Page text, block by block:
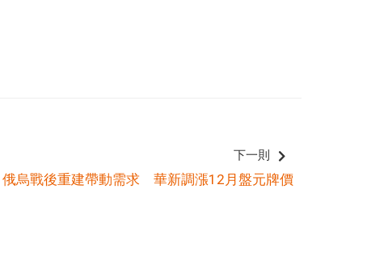
下一則
俄烏戰後重建帶動需求 華新調漲12月盤元牌價